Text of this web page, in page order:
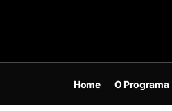
Home O Programa